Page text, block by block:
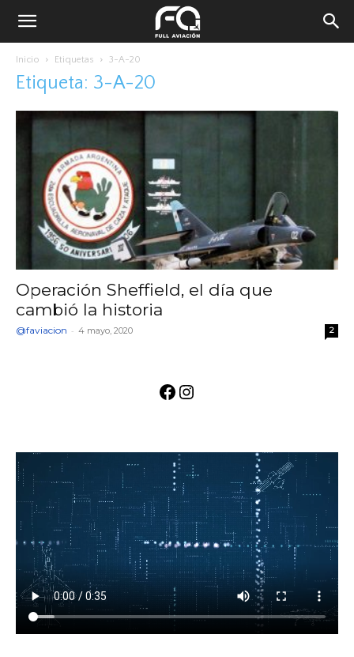
Inicio Etiquetas 3-A-20
Etiqueta: 3-A-20
Operación Sheffield, el día que
cambió la historia
@faviacion - 4 mayo, 2020 2
Facebook
Instagram